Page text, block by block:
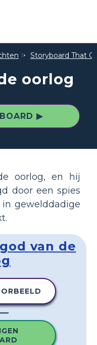
Storyboard That
oorlog
▶
oorlog, en hij
door een spies
gewelddadige
van de